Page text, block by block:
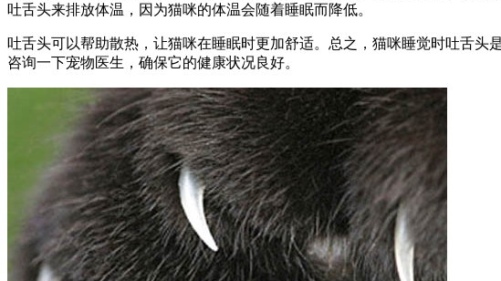
吐舌头来排放体温，因为猫咪的体温会随着睡眠而降低。
吐舌头可以帮助散热，让猫咪在睡眠时更加舒适。总之，猫咪睡觉时吐舌
咨询一下宠物医生，确保它的健康状况良好。